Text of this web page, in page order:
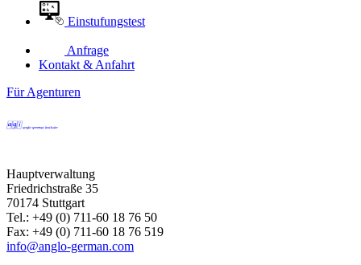
Einstufungstest
Anfrage
Kontakt & Anfahrt
Für Agenturen
Hauptverwaltung
Friedrichstraße 35
70174 Stuttgart
Tel.: +49 (0) 711-60 18 76 50
Fax: +49 (0) 711-60 18 76 519
info@anglo-german.com